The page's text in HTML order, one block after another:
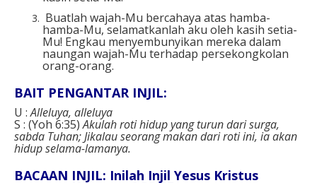
Buatlah wajah-Mu bercahaya atas hamba-
hamba-Mu, selamatkanlah aku oleh kasih setia-
Mu! Engkau menyembunyikan mereka dalam
naungan wajah-Mu terhadap persekongkolan
orang-orang.
BAIT PENGANTAR INJIL:
U :Alleluya, alleluya
S : (Yoh 6:35)Akulah roti hidup yang turun dari surga,
sabda Tuhan; Jikalau seorang makan dari roti ini, ia akan
hidup selama-lamanya.
BACAAN INJIL: Inilah Injil Yesus Kristus